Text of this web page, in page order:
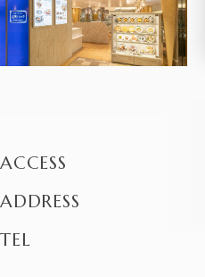
ACCESS
ADDRESS
TEL